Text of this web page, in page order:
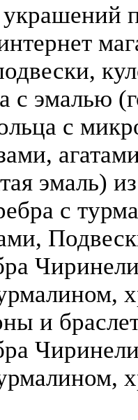
эмалью
с
эмаль)
с
и